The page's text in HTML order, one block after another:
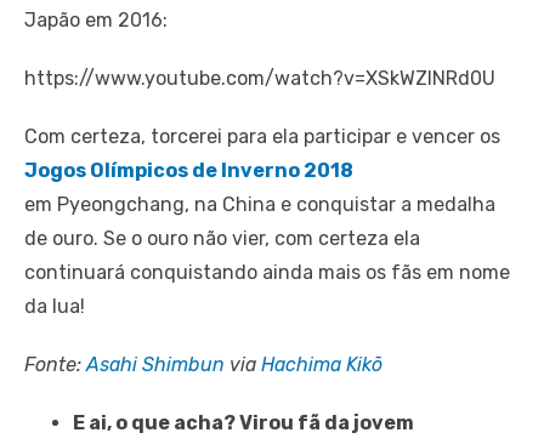
Japão em 2016:
https://www.youtube.com/watch?v=XSkWZlNRd0U
Com certeza, torcerei para ela participar e vencer os
Jogos Olímpicos de Inverno 2018
em Pyeongchang, na China e conquistar a medalha
de ouro. Se o ouro não vier, com certeza ela
continuará conquistando ainda mais os fãs em nome
da lua!
Fonte:Asahi Shimbun via Hachima Kikō
E ai, o que acha? Virou fã da jovem